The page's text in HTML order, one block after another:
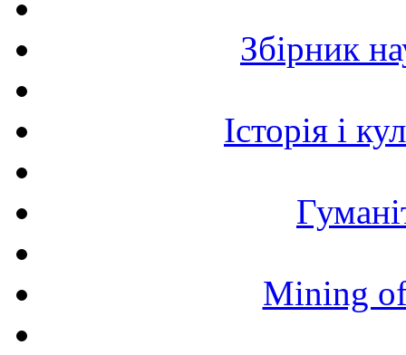
Збірник
Історія і
Mining